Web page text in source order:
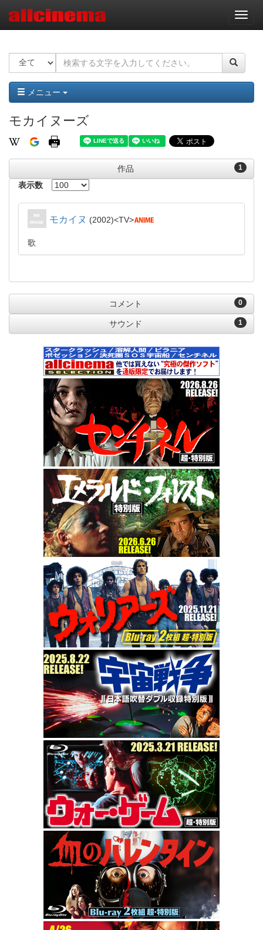
ナ
ビ
ー
ョ
ン
メニュー
モカイヌーズ
1
作品
表示数
モカイヌ 2002 TV
歌
0
コメント
1
サウンド